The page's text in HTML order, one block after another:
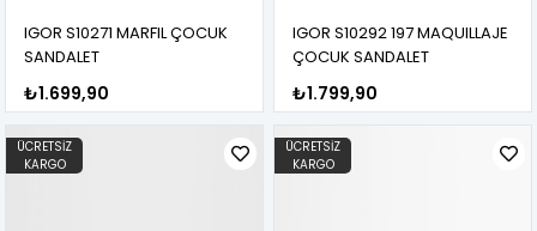
IGOR S10271 MARFIL ÇOCUK
SANDALET
₺1.699,90
IGOR S10292 197 MAQUILLAJE
ÇOCUK SANDALET
₺1.799,90
ÜCRETSIZ
KARGO
ÜCRETSIZ
KARGO